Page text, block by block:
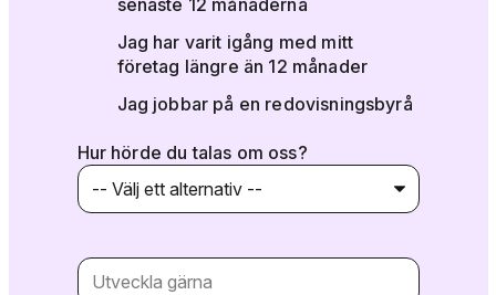
Jag har varit igång med mitt
företag längre än 12 månader
Jag jobbar på en redovisningsbyrå
Hur hörde du talas om oss?